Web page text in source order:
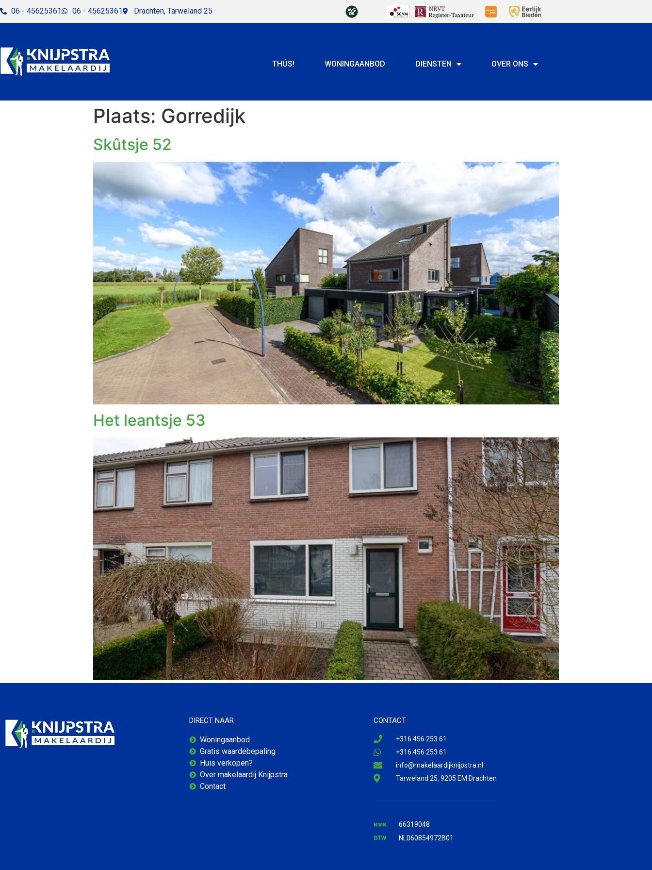
06 - 45625361 06 - 45625361 Drachten, Tarweland 25
THÚS! WONINGAANBOD DIENSTEN OVER ONS
Plaats: Gorredijk
Skûtsje 52
Het leantsje 53
DIRECT NAAR
Woningaanbod
Gratis waardebepaling
Huis verkopen?
Over makelaardij Knijpstra
Contact
CONTACT
+316 456 253 61
+316 456 253 61
info@makelaardijknijpstra.nl
Tarweland 25, 9205 EM Drachten
66319048
NL060854972B01